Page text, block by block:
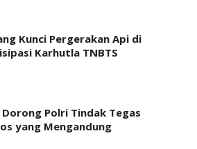
Kunci Pergerakan Api di
Karhutla TNBTS
Polri Tindak Tegas
yang Mengandung